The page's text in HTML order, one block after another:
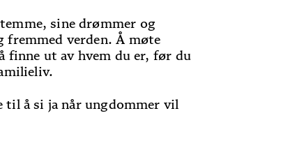
sine drømmer og
fremmed verden. Å møte
finne ut av hvem du er, før du
å si ja når ungdommer vil